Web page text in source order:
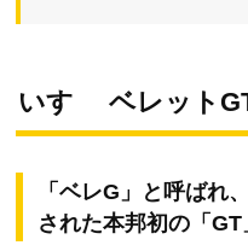
いすゞ ベレット
「ベレG」と呼ばれ
された本邦初の「GT